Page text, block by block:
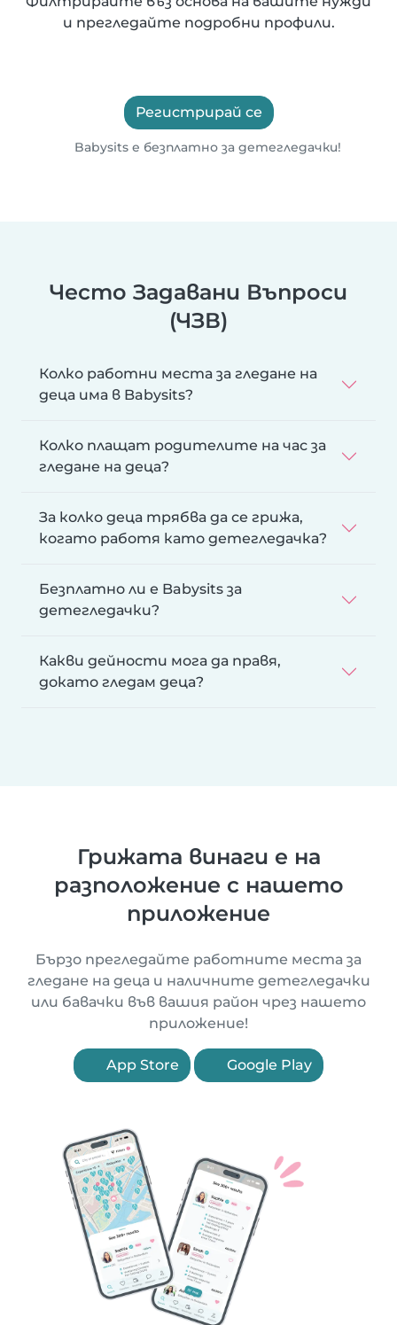
и прегледайте подробни профили.
Регистрирай се
Babysits е безплатно за детегледачки!
Често Задавани Въпроси
(ЧЗВ)
Колко работни места за гледане на
деца има в Babysits?
Колко плащат родителите на час за
гледане на деца?
За колко деца трябва да се грижа,
когато работя като детегледачка?
Безплатно ли е Babysits за
детегледачки?
Какви дейности мога да правя,
докато гледам деца?
Грижата винаги е на
разположение с нашето
приложение
Бързо прегледайте работните места за
гледане на деца и наличните детегледачки
или бавачки във вашия район чрез нашето
приложение!
App Store Google Play